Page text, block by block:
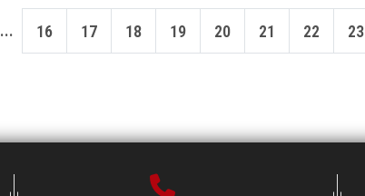
... 16 17 18 19 20 21 22 23